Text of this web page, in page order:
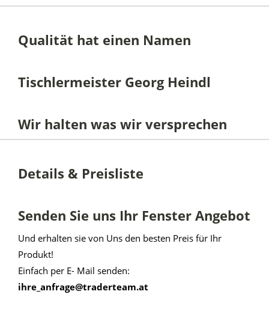
Qualität hat einen Namen
Tischlermeister Georg Heindl
Wir halten was wir versprechen
Details & Preisliste
Senden Sie uns Ihr Fenster Angebot
Und erhalten sie von Uns den besten Preis für Ihr
Produkt!
Einfach per E- Mail senden:
ihre_anfrage@traderteam.at